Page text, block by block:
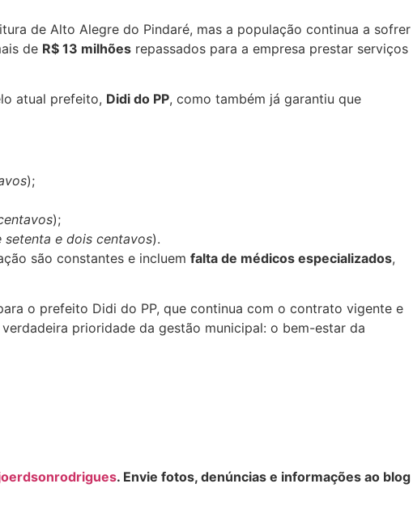
de Alto Alegre do Pindaré, mas a população continua a sofrer
de R$ 13 milhões repassados para a empresa prestar serviços
atual prefeito, Didi do PP, como também já garantiu que
);
);
setenta e dois centavos).
são constantes e incluem falta de médicos especializados,
o prefeito Didi do PP, que continua com o contrato vigente e
prioridade da gestão municipal: o bem-estar da
. Envie fotos, denúncias e informações ao blog